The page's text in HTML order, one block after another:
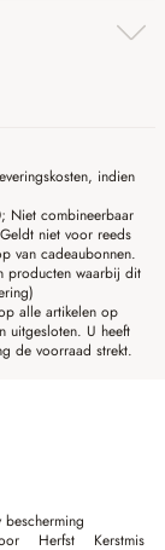
indien
Niet combineerbaar
niet voor reeds
van cadeaubonnen.
producten waarbij dit
alle artikelen op
uitgesloten. U heeft
de voorraad strekt.
bescherming
Herfst
Kerstmis